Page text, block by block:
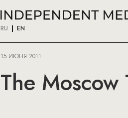
RU EN
15 ИЮНЯ 2011
The